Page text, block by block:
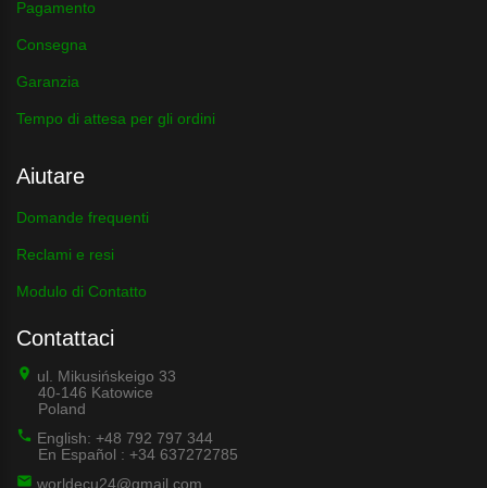
Pagamento
Consegna
Garanzia
Tempo di attesa per gli ordini
Aiutare
Domande frequenti
Reclami e resi
Modulo di Contatto
Contattaci
ul. Mikusińskeigo 33
40-146 Katowice
Poland
English: +48 792 797 344
En Español : +34 637272785
worldecu24@gmail.com